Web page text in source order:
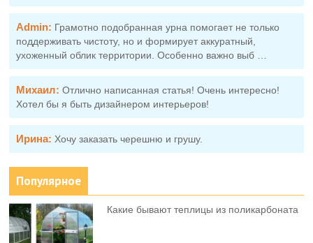
Admin: Грамотно подобранная урна помогает не только
поддерживать чистоту, но и формирует аккуратный,
ухоженный облик территории. Особенно важно выб …
Михаил: Отлично написанная статья! Очень интересно!
Хотел бы я быть дизайнером интерьеров!
Ирина: Хочу заказать черешню и грушу.
Популярное
Какие бывают теплицы из поликарбоната